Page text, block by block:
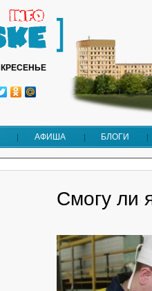
АФИША БЛОГИ
Смогу ли